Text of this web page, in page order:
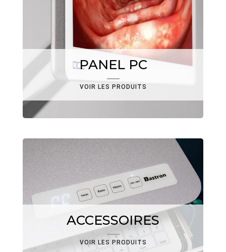
PANEL PC
VOIR LES PRODUITS
ACCESSOIRES
VOIR LES PRODUITS